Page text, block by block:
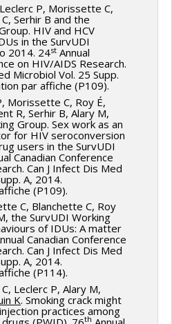
P, Morissette C,
Serhir B and the
HIV and HCV
in the SurvUDI
2014. 24st Annual
on HIV/AIDS Research.
Microbiol Vol. 25 Supp.
par affiche (P109).
Morissette C, Roy É,
R, Serhir B, Alary M,
Group. Sex work as an
for HIV seroconversion
users in the SurvUDI
Canadian Conference
Can J Infect Dis Med
A, 2014.
(P109).
C, Blanchette C, Roy
the SurvUDI Working
of IDUs: A matter
Canadian Conference
Can J Infect Dis Med
A, 2014.
(P114).
Leclerc P, Alary M,
K. Smoking crack might
practices among
th